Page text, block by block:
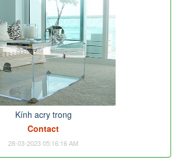
Kính acry trong
Contact
28-03-2023 05:16:16 AM